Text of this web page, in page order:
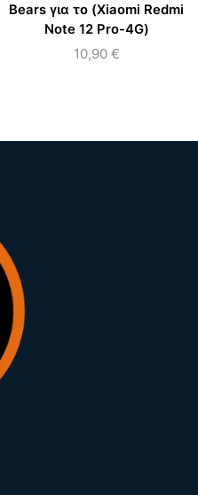
Bears για το (Xiaomi Redmi
Note 12 Pro-4G)
10,90 €